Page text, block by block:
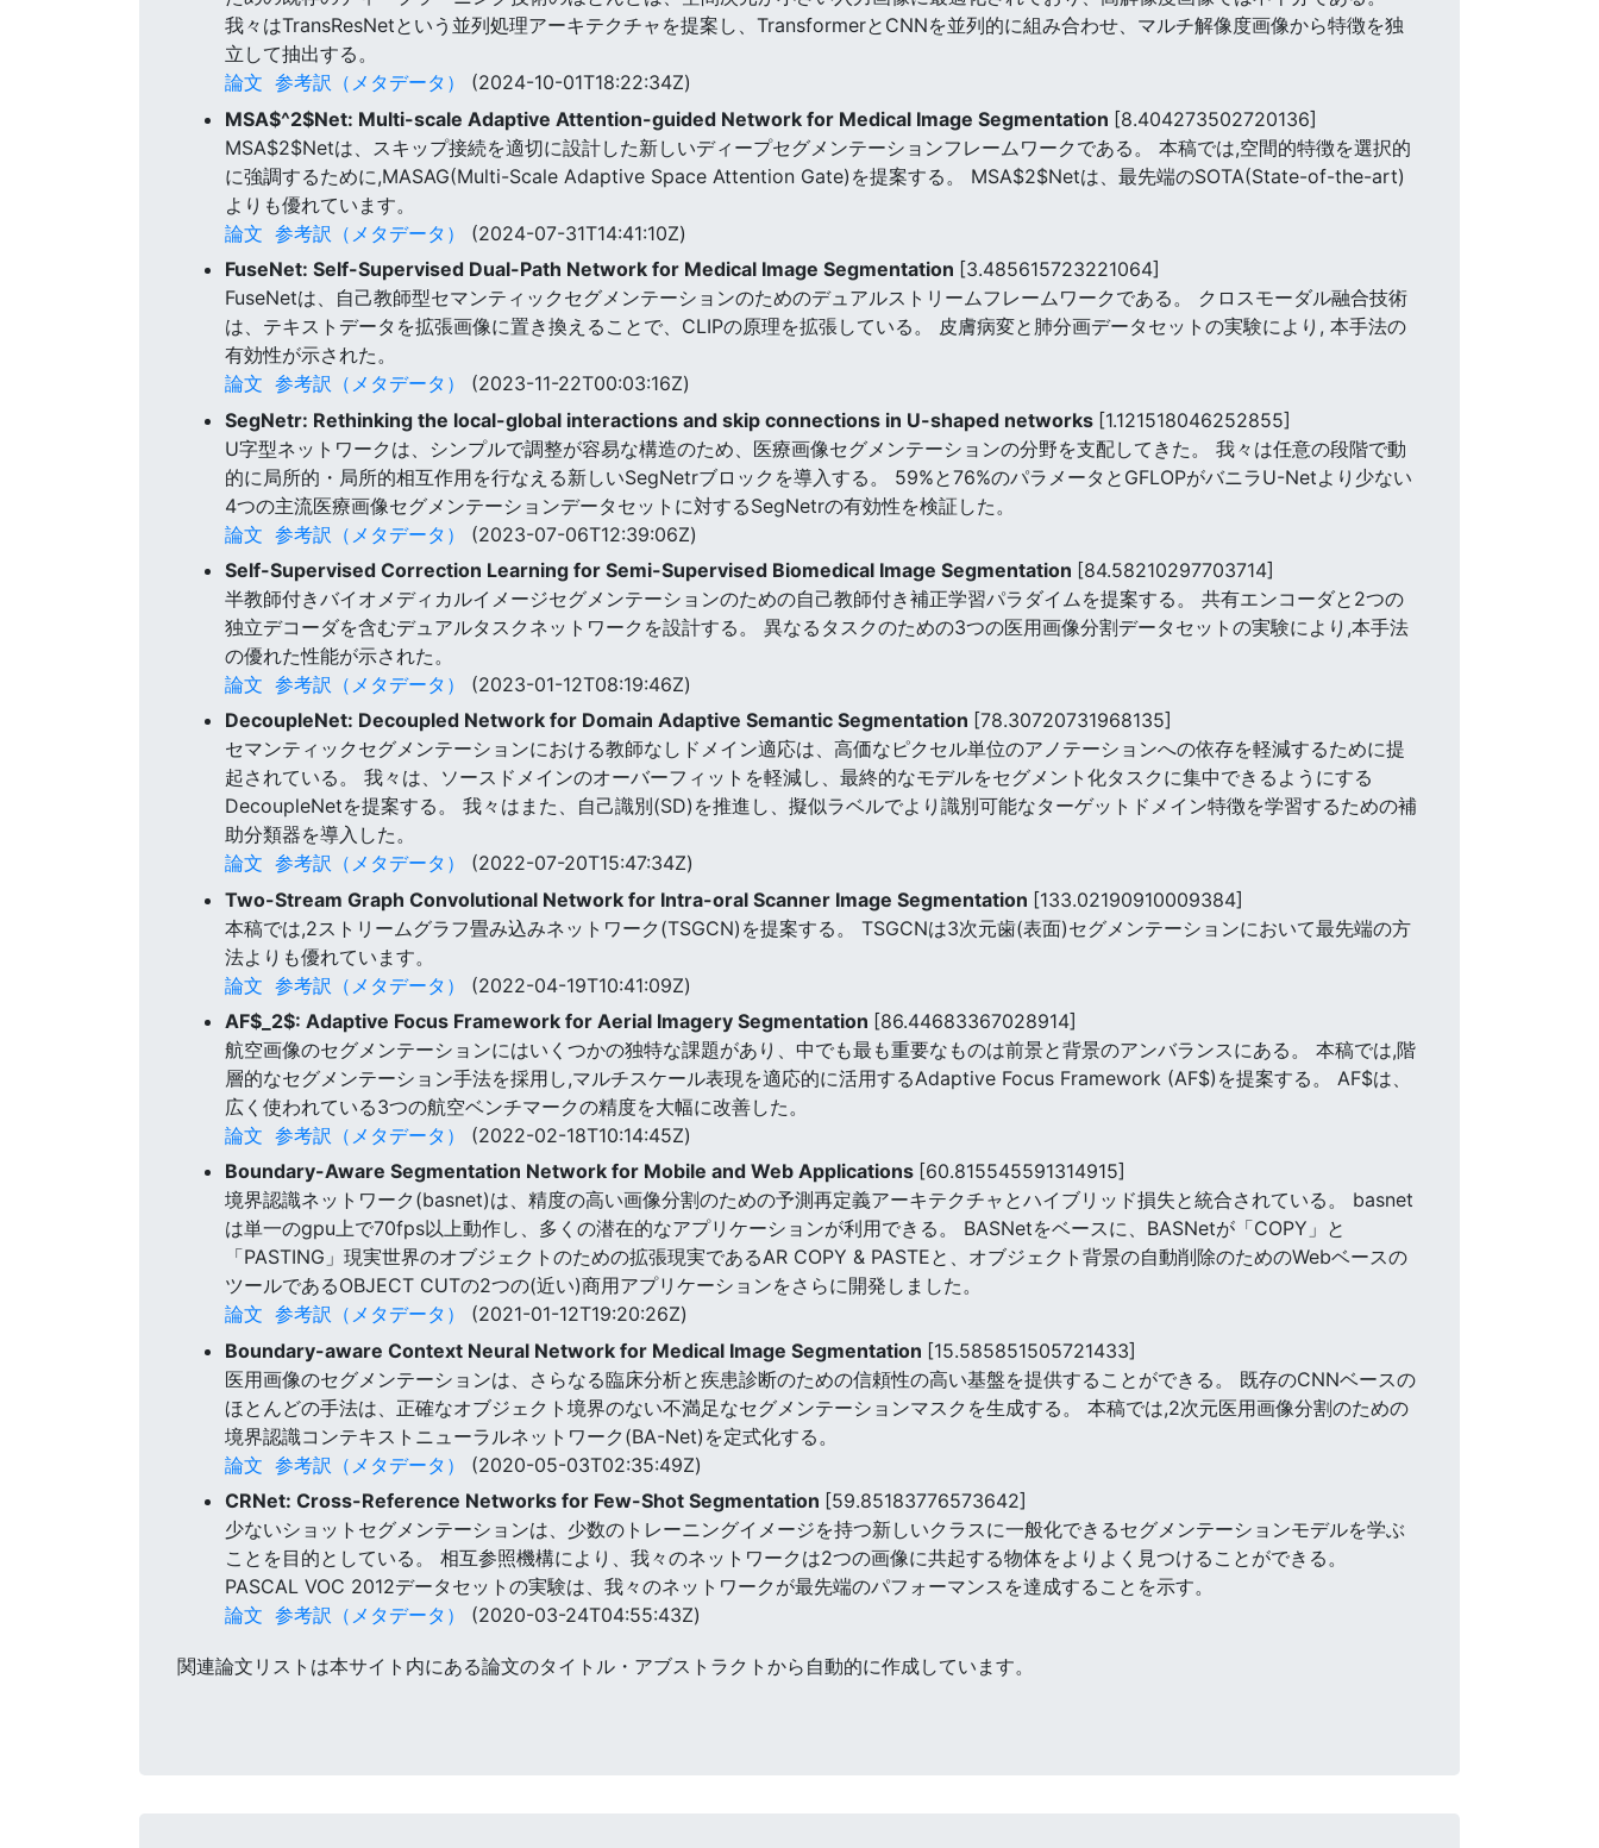
我々はTransResNetという並列処理アーキテクチャを提案し、TransformerとCNNを並列的に組み合わせ、マルチ解像度画像から特徴を独
立して抽出する。
論文 参考訳（メタデータ）
(2024-10-01T18:22:34Z)
MSA$^2$Net: Multi-scale Adaptive Attention-guided Network for Medical Image Segmentation [8.404273502720136]
MSA$2$Netは、スキップ接続を適切に設計した新しいディープセグメンテーションフレームワークである。 本稿では,空間的特徴を選択的
に強調するために,MASAG(Multi-Scale Adaptive Space Attention Gate)を提案する。 MSA$2$Netは、最先端のSOTA(State-of-the-art)
よりも優れています。
論文 参考訳（メタデータ）
(2024-07-31T14:41:10Z)
FuseNet: Self-Supervised Dual-Path Network for Medical Image Segmentation [3.485615723221064]
FuseNetは、自己教師型セマンティックセグメンテーションのためのデュアルストリームフレームワークである。 クロスモーダル融合技術
は、テキストデータを拡張画像に置き換えることで、CLIPの原理を拡張している。 皮膚病変と肺分画データセットの実験により, 本手法の
有効性が示された。
論文 参考訳（メタデータ）
(2023-11-22T00:03:16Z)
SegNetr: Rethinking the local-global interactions and skip connections in U-shaped networks [1.121518046252855]
U字型ネットワークは、シンプルで調整が容易な構造のため、医療画像セグメンテーションの分野を支配してきた。 我々は任意の段階で動
的に局所的・局所的相互作用を行なえる新しいSegNetrブロックを導入する。 59%と76%のパラメータとGFLOPがバニラU-Netより少ない
4つの主流医療画像セグメンテーションデータセットに対するSegNetrの有効性を検証した。
論文 参考訳（メタデータ）
(2023-07-06T12:39:06Z)
Self-Supervised Correction Learning for Semi-Supervised Biomedical Image Segmentation [84.58210297703714]
半教師付きバイオメディカルイメージセグメンテーションのための自己教師付き補正学習パラダイムを提案する。 共有エンコーダと2つの
独立デコーダを含むデュアルタスクネットワークを設計する。 異なるタスクのための3つの医用画像分割データセットの実験により,本手法
の優れた性能が示された。
論文 参考訳（メタデータ）
(2023-01-12T08:19:46Z)
DecoupleNet: Decoupled Network for Domain Adaptive Semantic Segmentation [78.30720731968135]
セマンティックセグメンテーションにおける教師なしドメイン適応は、高価なピクセル単位のアノテーションへの依存を軽減するために提
起されている。 我々は、ソースドメインのオーバーフィットを軽減し、最終的なモデルをセグメント化タスクに集中できるようにする
DecoupleNetを提案する。 我々はまた、自己識別(SD)を推進し、擬似ラベルでより識別可能なターゲットドメイン特徴を学習するための補
助分類器を導入した。
論文 参考訳（メタデータ）
(2022-07-20T15:47:34Z)
Two-Stream Graph Convolutional Network for Intra-oral Scanner Image Segmentation [133.02190910009384]
本稿では,2ストリームグラフ畳み込みネットワーク(TSGCN)を提案する。 TSGCNは3次元歯(表面)セグメンテーションにおいて最先端の方
法よりも優れています。
論文 参考訳（メタデータ）
(2022-04-19T10:41:09Z)
AF$_2$: Adaptive Focus Framework for Aerial Imagery Segmentation [86.44683367028914]
航空画像のセグメンテーションにはいくつかの独特な課題があり、中でも最も重要なものは前景と背景のアンバランスにある。 本稿では,階
層的なセグメンテーション手法を採用し,マルチスケール表現を適応的に活用するAdaptive Focus Framework (AF$)を提案する。 AF$は、
広く使われている3つの航空ベンチマークの精度を大幅に改善した。
論文 参考訳（メタデータ）
(2022-02-18T10:14:45Z)
Boundary-Aware Segmentation Network for Mobile and Web Applications [60.815545591314915]
境界認識ネットワーク(basnet)は、精度の高い画像分割のための予測再定義アーキテクチャとハイブリッド損失と統合されている。 basnet
は単一のgpu上で70fps以上動作し、多くの潜在的なアプリケーションが利用できる。 BASNetをベースに、BASNetが「COPY」と
「PASTING」現実世界のオブジェクトのための拡張現実であるAR COPY & PASTEと、オブジェクト背景の自動削除のためのWebベースの
ツールであるOBJECT CUTの2つの(近い)商用アプリケーションをさらに開発しました。
論文 参考訳（メタデータ）
(2021-01-12T19:20:26Z)
Boundary-aware Context Neural Network for Medical Image Segmentation [15.585851505721433]
医用画像のセグメンテーションは、さらなる臨床分析と疾患診断のための信頼性の高い基盤を提供することができる。 既存のCNNベースの
ほとんどの手法は、正確なオブジェクト境界のない不満足なセグメンテーションマスクを生成する。 本稿では,2次元医用画像分割のための
境界認識コンテキストニューラルネットワーク(BA-Net)を定式化する。
論文 参考訳（メタデータ）
(2020-05-03T02:35:49Z)
CRNet: Cross-Reference Networks for Few-Shot Segmentation [59.85183776573642]
少ないショットセグメンテーションは、少数のトレーニングイメージを持つ新しいクラスに一般化できるセグメンテーションモデルを学ぶ
ことを目的としている。 相互参照機構により、我々のネットワークは2つの画像に共起する物体をよりよく見つけることができる。
PASCAL VOC 2012データセットの実験は、我々のネットワークが最先端のパフォーマンスを達成することを示す。
論文 参考訳（メタデータ） (2020-03-24T04:55:43Z)
関連論文リストは本サイト内にある論文のタイトル・アブストラクトから自動的に作成しています。